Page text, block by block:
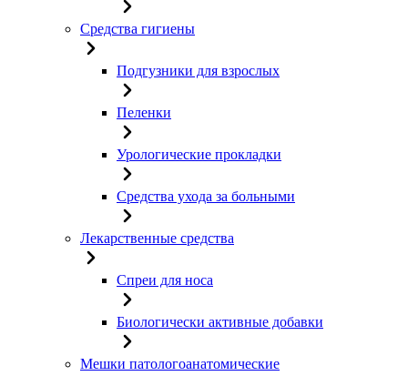
Средства гигиены
Подгузники для взрослых
Пеленки
Урологические прокладки
Средства ухода за больными
Лекарственные средства
Спреи для носа
Биологически активные добавки
Мешки патологоанатомические